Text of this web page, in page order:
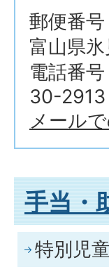
郵便番
富山県
電話番
30-2913
メール
手当・
特別児